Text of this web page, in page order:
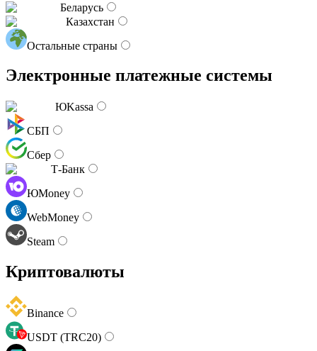
Беларусь
Казахстан
Остальные страны
Электронные платежные системы
ЮKassa
СБП
Сбер
Т-Банк
ЮMoney
WebMoney
Steam
Криптовалюты
Binance
USDT (TRC20)